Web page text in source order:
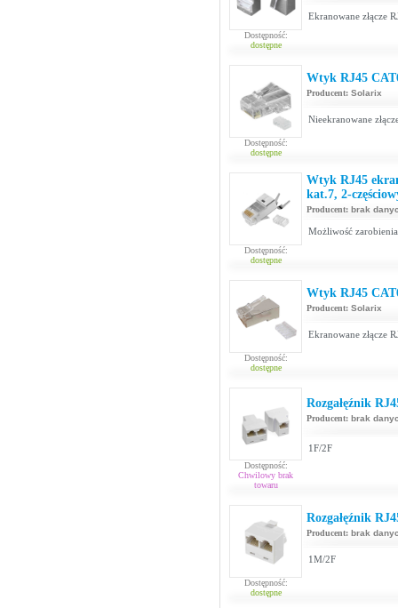
Dostępność:
dostępne
Ekranowane złącze
Dostępność:
dostępne
Wtyk RJ45
Producent: Solarix
Nieekranowane
Dostępność:
dostępne
Wtyk RJ45
kat.7, 2-
Producent: brak
Możliwość
Dostępność:
dostępne
Wtyk RJ45
Producent: Solarix
Ekranowane złącze
Dostępność:
Chwilowy brak
towaru
Rozgałęźnik
Producent: brak
1F/2F
Dostępność:
dostępne
Rozgałęźnik
Producent: brak
1M/2F